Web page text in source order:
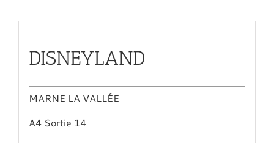
DISNEYLAND
MARNE LA VALLÉE
A4 Sortie 14